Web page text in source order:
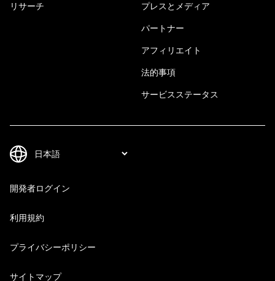
リサーチ プレスとメディア
パートナー
アフィリエイト
法的事項
サービスステータス
開発者ログイン
利用規約
プライバシーポリシー
サイトマップ